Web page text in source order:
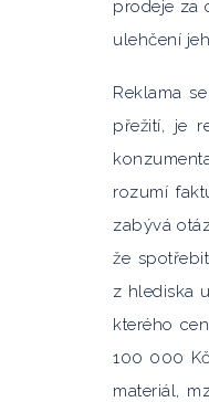
prodeje za
ulehčení
Reklama
přežití, je
rozumí
zabývá
že
z hlediska
kterého
100 000
materiál,